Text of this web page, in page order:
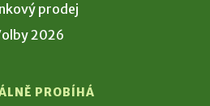
prodej
2026
PROBÍHÁ